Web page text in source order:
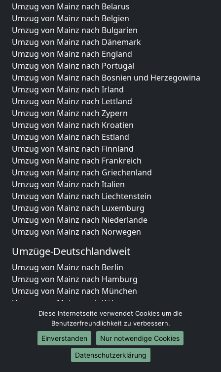
Umzug von Mainz nach Belarus
Umzug von Mainz nach Belgien
Umzug von Mainz nach Bulgarien
Umzug von Mainz nach Dänemark
Umzug von Mainz nach England
Umzug von Mainz nach Portugal
Umzug von Mainz nach Bosnien und Herzegowina
Umzug von Mainz nach Irland
Umzug von Mainz nach Lettland
Umzug von Mainz nach Zypern
Umzug von Mainz nach Kroatien
Umzug von Mainz nach Estland
Umzug von Mainz nach Finnland
Umzug von Mainz nach Frankreich
Umzug von Mainz nach Griechenland
Umzug von Mainz nach Italien
Umzug von Mainz nach Liechtenstein
Umzug von Mainz nach Luxemburg
Umzug von Mainz nach Niederlande
Umzug von Mainz nach Norwegen
Umzüge-Deutschlandweit
Umzug von Mainz nach Berlin
Umzug von Mainz nach Hamburg
Umzug von Mainz nach München
Umzug von Mainz nach Köln
Umzug von Mainz nach Frankfurt am Main
Umzug von Mainz nach Stuttgart
Umzug von Mainz nach Düsseldorf
Umzug von Mainz nach Leipzig
Umzug von Mainz nach Dortmund
Diese Internetseite verwendet Cookies um die
Benutzerfreundlichkeit zu verbessern.
Einverstanden
Nur notwendige Cookies
Datenschutzerklärung